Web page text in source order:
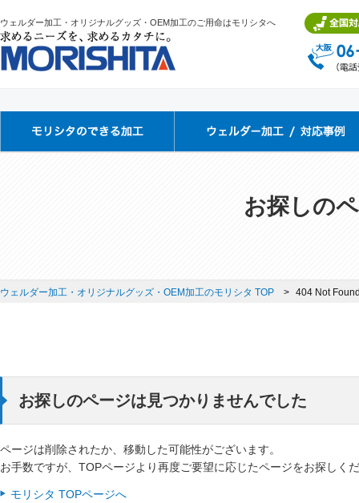
ウェルダー加工・オリジナルグッズ・OEM加工のご用命はモリシタへ
お探しの
ウェルダー加工・オリジナルグッズ・OEM加工のモリシタ TOP 404 Not
お探しのページは見つかりませんでした
ページは削除されたか、移動した可能性がございます。
お手数ですが、TOPページより再度ご要望に応じたページをお探しく
モリシタ TOPページへ